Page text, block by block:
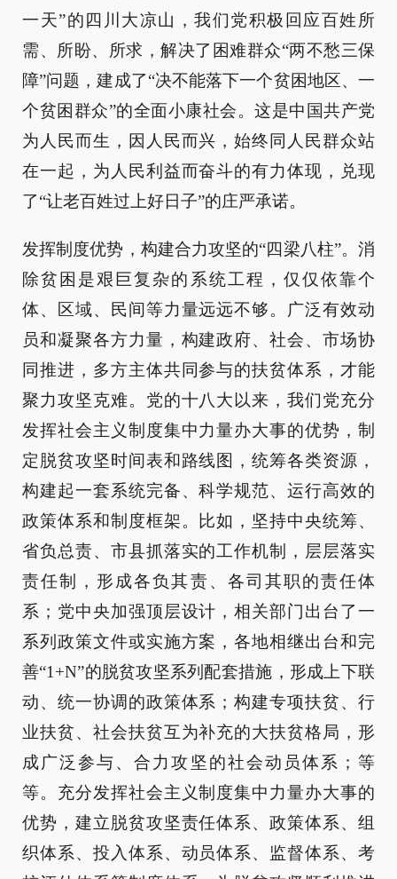
一天”的四川大凉山，我们党积极回应百姓所
需、所盼、所求，解决了困难群众“两不愁三保
障”问题，建成了“决不能落下一个贫困地区、一
个贫困群众”的全面小康社会。这是中国共产党
为人民而生，因人民而兴，始终同人民群众站
在一起，为人民利益而奋斗的有力体现，兑现
了“让老百姓过上好日子”的庄严承诺。
发挥制度优势，构建合力攻坚的“四梁八柱”。消
除贫困是艰巨复杂的系统工程，仅仅依靠个
体、区域、民间等力量远远不够。广泛有效动
员和凝聚各方力量，构建政府、社会、市场协
同推进，多方主体共同参与的扶贫体系，才能
聚力攻坚克难。党的十八大以来，我们党充分
发挥社会主义制度集中力量办大事的优势，制
定脱贫攻坚时间表和路线图，统筹各类资源，
构建起一套系统完备、科学规范、运行高效的
政策体系和制度框架。比如，坚持中央统筹、
省负总责、市县抓落实的工作机制，层层落实
责任制，形成各负其责、各司其职的责任体
系；党中央加强顶层设计，相关部门出台了一
系列政策文件或实施方案，各地相继出台和完
善“1+N”的脱贫攻坚系列配套措施，形成上下联
动、统一协调的政策体系；构建专项扶贫、行
业扶贫、社会扶贫互为补充的大扶贫格局，形
成广泛参与、合力攻坚的社会动员体系；等
等。充分发挥社会主义制度集中力量办大事的
优势，建立脱贫攻坚责任体系、政策体系、组
织体系、投入体系、动员体系、监督体系、考